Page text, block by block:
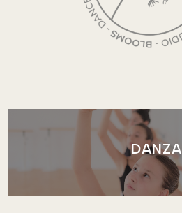
DANZA